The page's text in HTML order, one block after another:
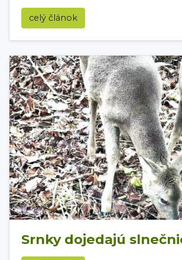
celý článok
Srnky dojedajú